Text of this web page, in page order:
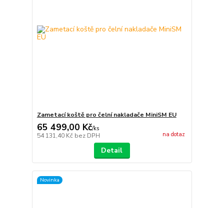
Zametací koště pro čelní nakladače MiniSM EU
65 499,00 Kč/ks
54 131,40 Kč bez DPH na dotaz
Detail
Novinka